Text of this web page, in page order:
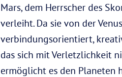
Mars, dem Herrscher des
verleiht. Da sie von der
verbindungsorientiert,
das sich mit Verletzlichkeit
ermöglicht es den Planeten